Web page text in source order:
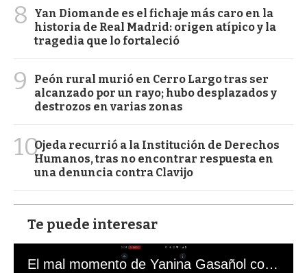
8
Yan Diomande es el fichaje más caro en la
historia de Real Madrid: origen atípico y la
tragedia que lo fortaleció
9
Peón rural murió en Cerro Largo tras ser
alcanzado por un rayo; hubo desplazados y
destrozos en varias zonas
10Ojeda recurrió a la Institución de Derechos
Humanos, tras no encontrar respuesta en
una denuncia contra Clavijo
Te puede interesar
El mal momento de Yanina Gasañol con un hincha argentino en "Subrayado"